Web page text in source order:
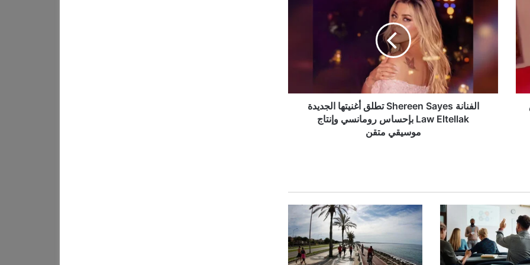
ف
ن
ن
h
y
e
ت
ط
ل
الفنانة Shereen Sayes تطلق أغنيتها الجديدة
Law Eltellak بإحساس رومانسي وإنتاج
موسيقي متقن